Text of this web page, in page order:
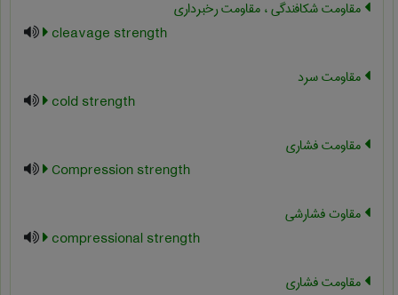
مقاومت شکافندگی ، مقاومت رخبرداری
cleavage strength
مقاومت سرد
cold strength
مقاومت فشاری
Compression strength
مقاوت فشارشي
compressional strength
مقاومت فشاري